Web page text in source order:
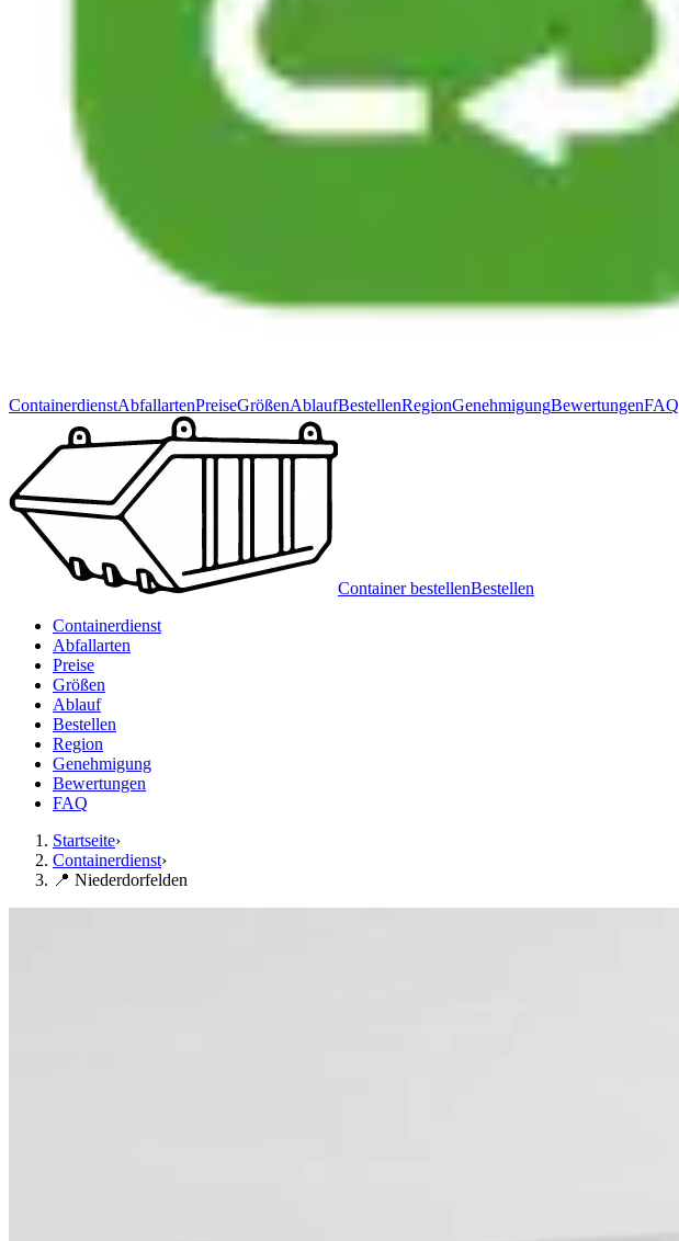
ContainerdienstAbfallartenPreiseGrößenAblaufBestellenRegionGenehmigungBewertungenFAQ
Container bestellenBestellen
Containerdienst
Abfallarten
Preise
Größen
Ablauf
Bestellen
Region
Genehmigung
Bewertungen
FAQ
Startseite›
Containerdienst›
📍 Niederdorfelden